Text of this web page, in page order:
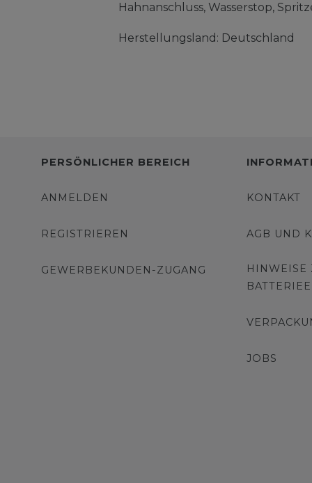
Hahnanschluss, Wasserstop,
Herstellungsland: Deutschland
PERSÖNLICHER BEREICH
ANMELDEN
REGISTRIEREN
GEWERBEKUNDEN-ZUGANG
KONTAKT
AGB UND
HINWEISE
JOBS